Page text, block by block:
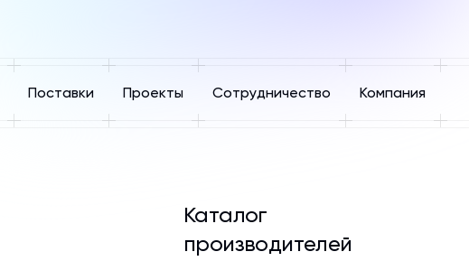
Поставки Проекты Сотрудничество Компания
Каталог
производителей